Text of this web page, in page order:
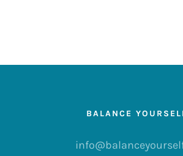
BALANCE